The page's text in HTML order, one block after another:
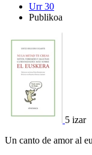
Urr 30
Publikoa
5 izar
Un canto de amor al